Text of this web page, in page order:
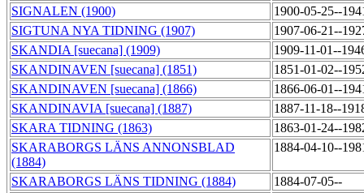
SIGNALEN (1900)
1900-05-25--
SIGTUNA NYA TIDNING (1907)
1907-06-21--
SKANDIA [suecana] (1909)
1909-11-01--
SKANDINAVEN [suecana] (1851)
1851-01-02--
SKANDINAVEN [suecana] (1866)
1866-06-01--
SKANDINAVIA [suecana] (1887)
1887-11-18--
SKARA TIDNING (1863)
1863-01-24--
SKARABORGS LÄNS ANNONSBLAD
(1884)
1884-04-10--
SKARABORGS LÄNS TIDNING (1884)
1884-07-05--